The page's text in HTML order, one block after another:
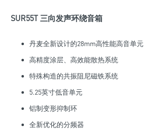
SUR55T 三向发声环绕音箱
丹麦全新设计的28mm高性能高音单元
高精度涂层、高效能散热系统
特殊构造的共振阻尼磁铁系统
5.25英寸低音单元
铝制变形抑制环
全新优化的分频器